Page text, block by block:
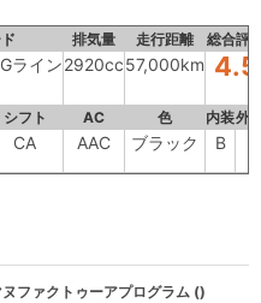
排気量 走行距離 総合評
ライン2920cc57,000km 4.5
シフト AC 色 内装外
CA AAC ブラック B
ファクトゥーアプログラム ()